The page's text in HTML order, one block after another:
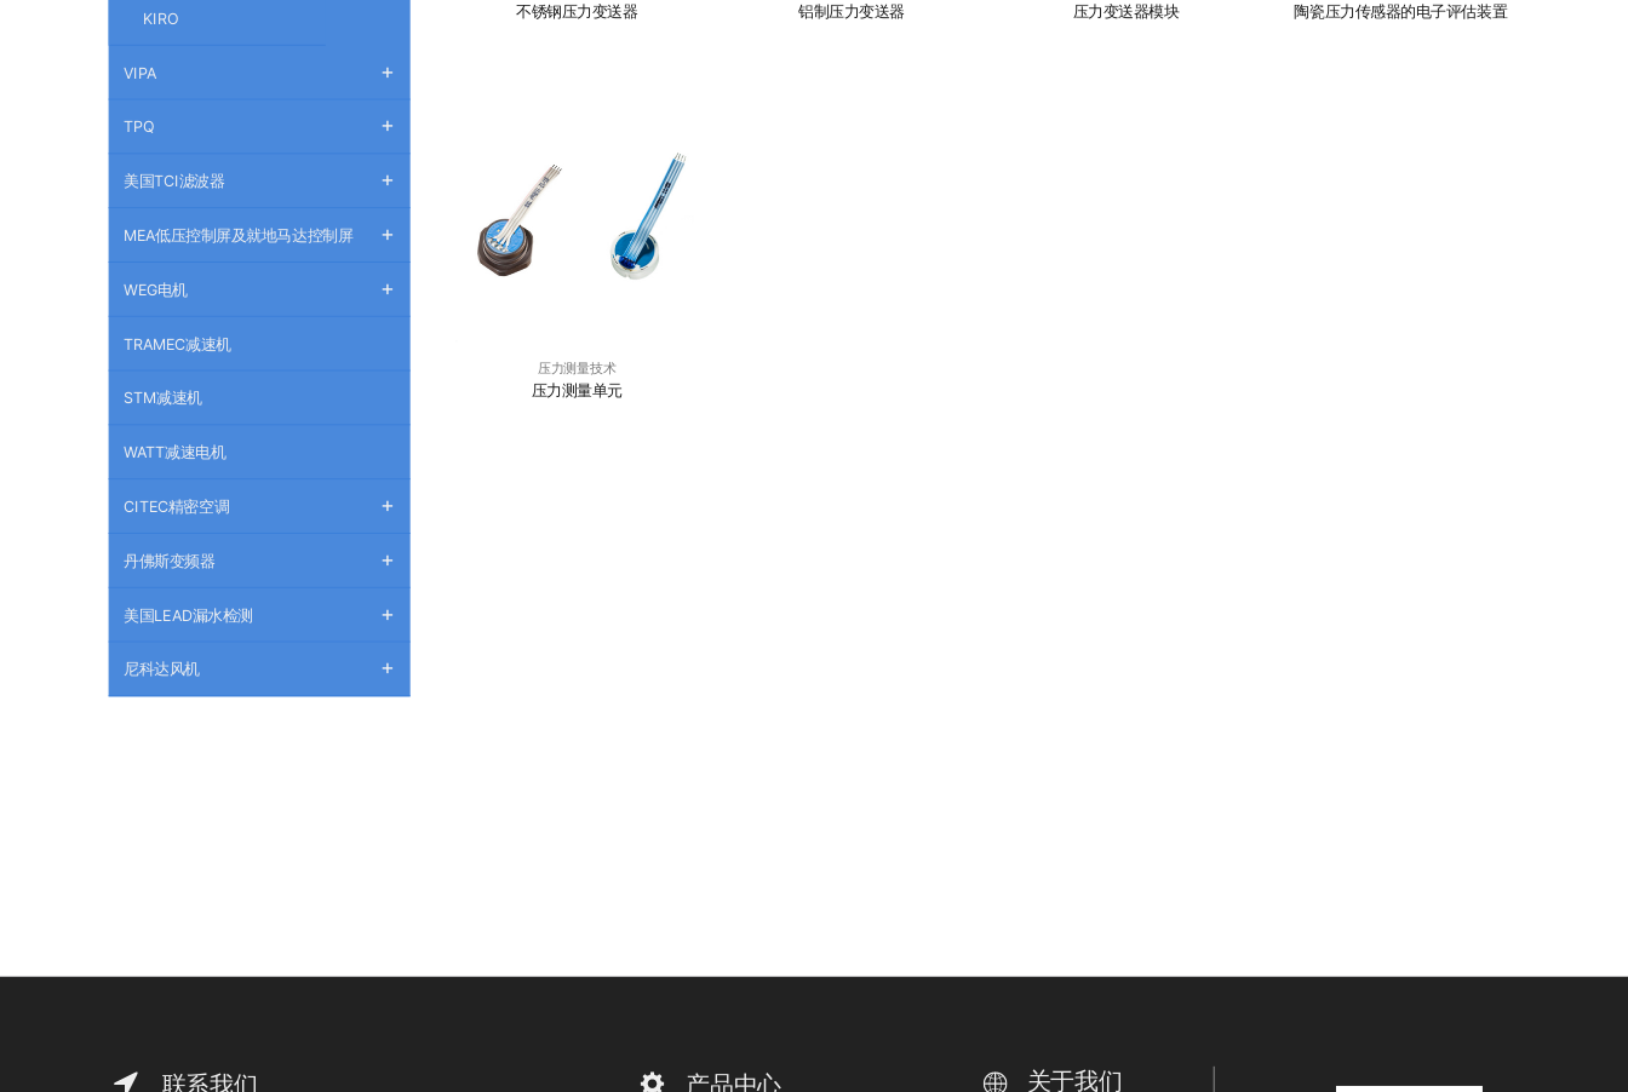
KIRO
VIPA +
TPQ +
美国TCI滤波器 +
MEA低压控制屏及就地马达控制屏 +
WEG电机 +
TRAMEC减速机
STM减速机
WATT减速电机
CITEC精密空调 +
丹佛斯变频器 +
美国LEAD漏水检测 +
尼科达风机 +
不锈钢压力变送器 铝制压力变送器 压力变送器模块 陶瓷压力传感器的电子评估装置
压力测量技术
压力测量单元
联系我们 产品中心 关于我们